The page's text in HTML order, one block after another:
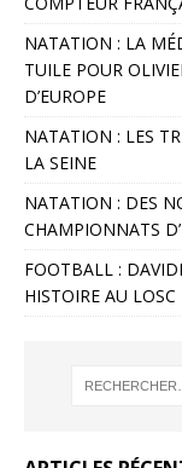
NATATION : LA
TUILE POUR
D’EUROPE
NATATION : LES
LA SEINE
NATATION : DES
CHAMPIONNATS
FOOTBALL :
HISTOIRE AU LOSC